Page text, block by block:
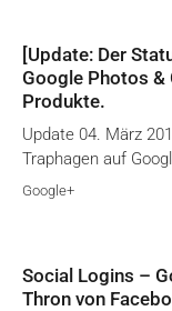
[Update: Der
Google Photos
Produkte.
Update 04. März
Traphagen auf
Google+
Social Logins –
Thron von